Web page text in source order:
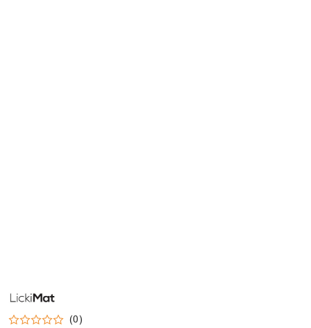
NAZWA
PRODUCENTA:
LICKIMAT (0)